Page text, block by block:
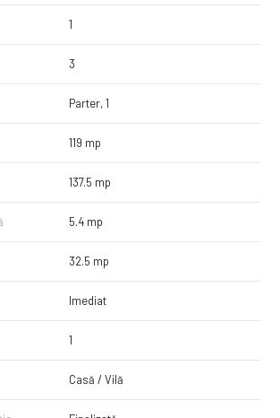
12,6 mp
18.2 mp
mp
de pod locuibil, oferind un spațiu
util.
la standarde ultra premium, cu materiale și
1
3
Parter, 1
119 mp
137.5 mp
5.4 mp
32.5 mp
Imediat
1
Casă / Vilă